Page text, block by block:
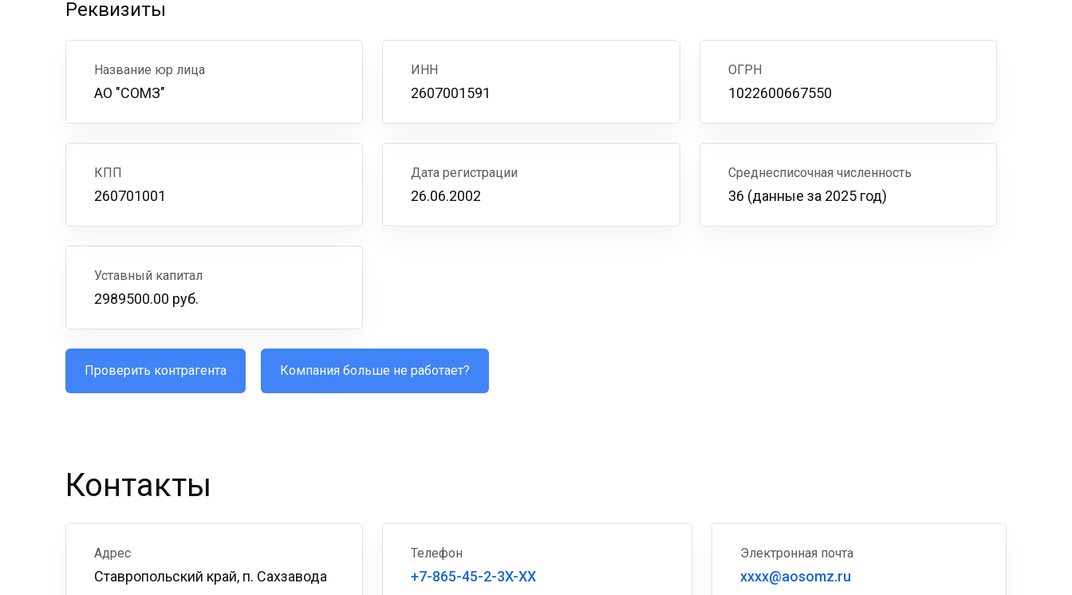
Реквизиты
Название юр лица
АО "СОМЗ"
ИНН
2607001591
ОГРН
1022600667550
КПП
260701001
Дата регистрации
26.06.2002
Среднесписочная численность
36 (данные за 2025 год)
Уставный капитал
2989500.00 руб.
Проверить контрагента Компания больше не работает?
Контакты
Адрес
Ставропольский край, п. Сахзавода
Телефон
+7-865-45-2-3X-XX
Электронная почта
xxxx@aosomz.ru